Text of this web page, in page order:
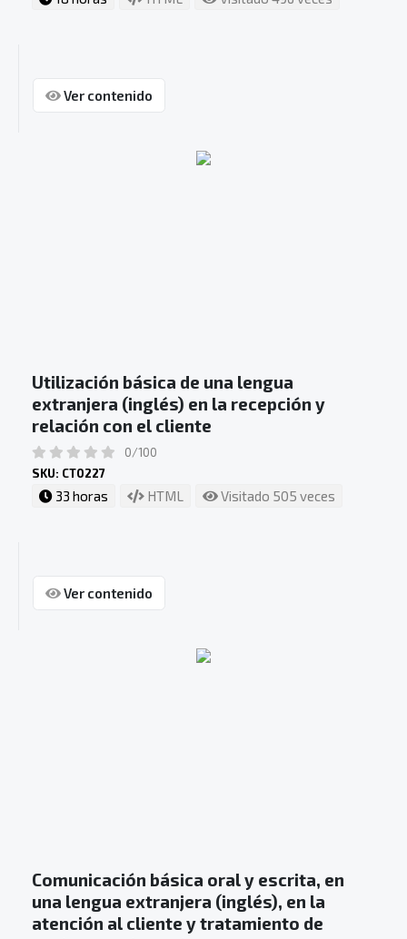
Ver contenido
Utilización básica de una lengua
extranjera (inglés) en la recepción y
relación con el cliente
0/100
SKU: CT0227
33 horas HTML Visitado 505 veces
Ver contenido
Comunicación básica oral y escrita, en
una lengua extranjera (inglés), en la
atención al cliente y tratamiento de